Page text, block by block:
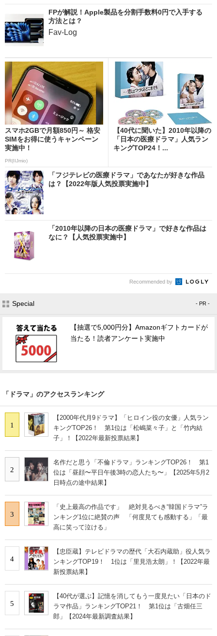
FPが解説！Apple製品を分割手数料0円で入手する
方法とは？
Fav-Log
スマホ2GBで月額850円～ 格安
SIMをお得に使うキャンペーン
実施中！
PR(IIJmio)
【40代に聞いた】2010年以降の
「日本の医療ドラマ」人気ラン
キングTOP24！...
「フジテレビの医療ドラマ」であなたが好きな作品
は？【2022年版人気投票実施中】
「2010年以降の日本の医療ドラマ」で好きな作品は
なに？【人気投票実施中】
Recommended by
Special - PR -
【抽選で5,000円分】Amazonギフトカードが
当たる！読者アンケート実施中
「ドラマ」のアクセスランキング
1
【2000年代月9ドラマ】「ヒロイン役の女優」人気ラン
キングTOP26！ 第1位は「松嶋菜々子」と「竹内結
子」！【2022年最新投票結果】
2
名作だと思う「不倫ドラマ」ランキングTOP26！ 第1
位は「昼顔〜平日午後3時の恋人たち〜」【2025年5月2
日時点の途中結果】
3
「史上最高の作品です」 絶対見るべき“韓国ドラマ”ラ
ンキング1位に絶賛の声 「何度見ても感動する」「最
高に笑って泣ける」
4
【忠臣蔵】テレビドラマの歴代「大石内蔵助」役人気ラ
ンキングTOP19！ 1位は「里見浩太朗」！【2022年最
新投票結果】
5
【40代が選ぶ】記憶を消してもう一度見たい「日本のド
ラマ作品」ランキングTOP21！ 第1位は「古畑任三
郎」【2024年最新調査結果】